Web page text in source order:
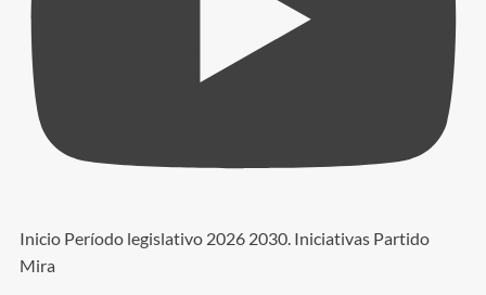
Inicio Período legislativo 2026 2030. Iniciativas Partido
Mira